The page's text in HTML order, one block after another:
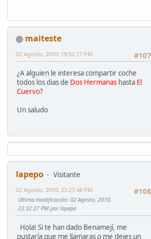
maiteste
#107
02 Agosto, 2010, 19:52:17 PM
¿A alguien le interesa compartir coche
todos los dias de Dos Hermanas hasta El
Cuervo?
Un saludo
lapepo
Visitante
#108
02 Agosto, 2010, 23:27:48 PM
Ultima modificación: 02 Agosto, 2010,
23:32:27 PM por lapepo
Hola! Si te han dado Benamejí, me
gustaría que me llamaras o me dejes un